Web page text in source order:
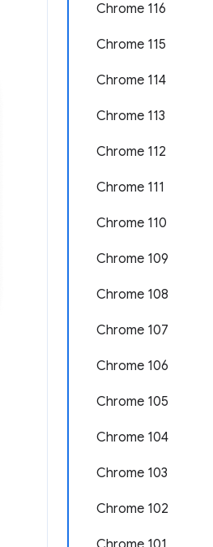
Chrome 116
Chrome 115
Chrome 114
Chrome 113
Chrome 112
Chrome 111
Chrome 110
Chrome 109
Chrome 108
Chrome 107
Chrome 106
Chrome 105
Chrome 104
Chrome 103
Chrome 102